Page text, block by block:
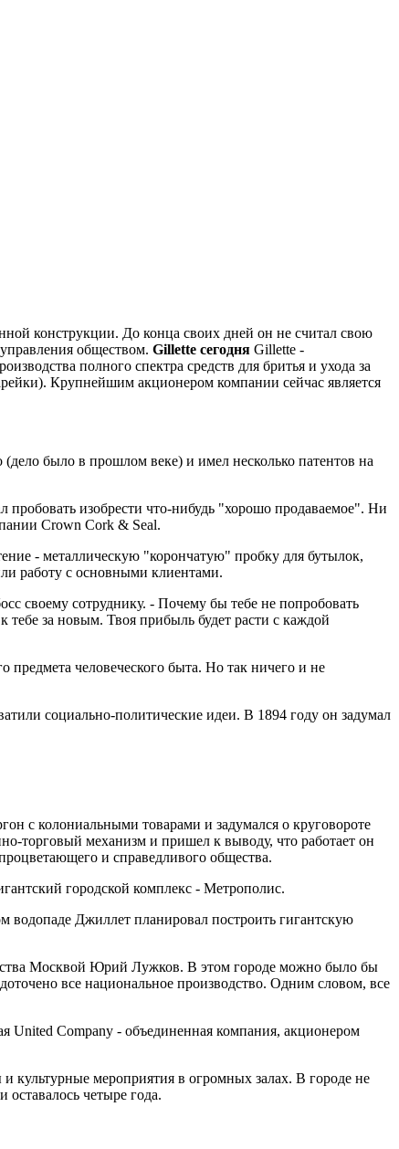
конструкции. До конца своих дней он не считал свою
обществом. Gillette сегодня Gillette -
полного спектра средств для бритья и ухода за
Крупнейшим акционером компании сейчас является
было в прошлом веке) и имел несколько патентов на
пробовать изобрести что-нибудь "хорошо продаваемое". Ни
Crown Cork & Seal.
- металлическую "корончатую" пробку для бутылок,
работу с основными клиентами.
своему сотруднику. - Почему бы тебе не попробовать
тебе за новым. Твоя прибыль будет расти с каждой
предмета человеческого быта. Но так ничего и не
социально-политические идеи. В 1894 году он задумал
с колониальными товарами и задумался о круговороте
торговый механизм и пришел к выводу, что работает он
и справедливого общества.
городской комплекс - Метрополис.
водопаде Джиллет планировал построить гигантскую
Москвой Юрий Лужков. В этом городе можно было бы
все национальное производство. Одним словом, все
United Company - объединенная компания, акционером
культурные мероприятия в огромных залах. В городе не
четыре года.